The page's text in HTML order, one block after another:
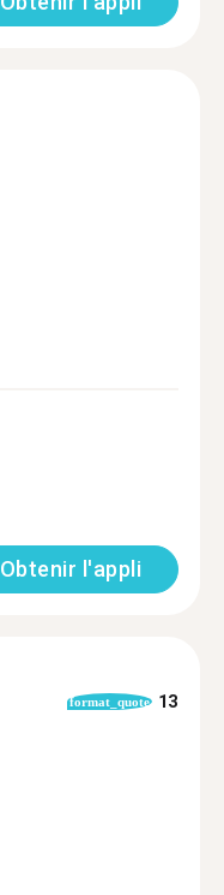
Obtenir l'appli
format_quote 13